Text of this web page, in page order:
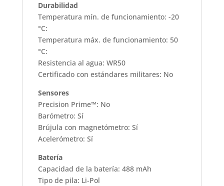
Durabilidad
Temperatura mín. de funcionamiento: -20
°C:
Temperatura máx. de funcionamiento: 50
°C:
Resistencia al agua: WR50
Certificado con estándares militares: No
Sensores
Precision Prime™: No
Barómetro: Sí
Brújula con magnetómetro: Sí
Acelerómetro: Sí
Batería
Capacidad de la batería: 488 mAh
Tipo de pila: Li-Pol